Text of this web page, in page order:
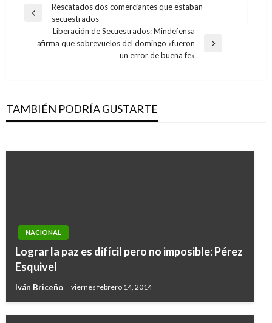
Navegación
entradas
Entrada
Rescatados dos comerciantes que estaban
secuestrados
Entrada
Liberación de Secuestrados: Mindefensa
afirma que sobrevuelos del domingo «fueron
un error de buena fe»
TAMBIÉN PODRÍA GUSTARTE
que castiga ausentismo parlamentario
Ariel Cabrera jueves junio 16, 2016
NACIONAL
Lograr la paz es difícil pero no imposible: Pérez
Esquivel
Iván Briceño viernes febrero 14, 2014